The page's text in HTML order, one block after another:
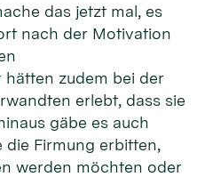
das jetzt mal, es
nach der Motivation
zudem bei der
erlebt, dass sie
gäbe es auch
die Firmung erbitten,
werden möchten oder